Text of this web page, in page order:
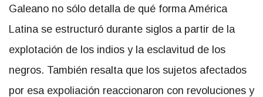
Galeano no sólo detalla de qué forma América
Latina se estructuró durante siglos a partir de la
explotación de los indios y la esclavitud de los
negros. También resalta que los sujetos afectados
por esa expoliación reaccionaron con revoluciones y